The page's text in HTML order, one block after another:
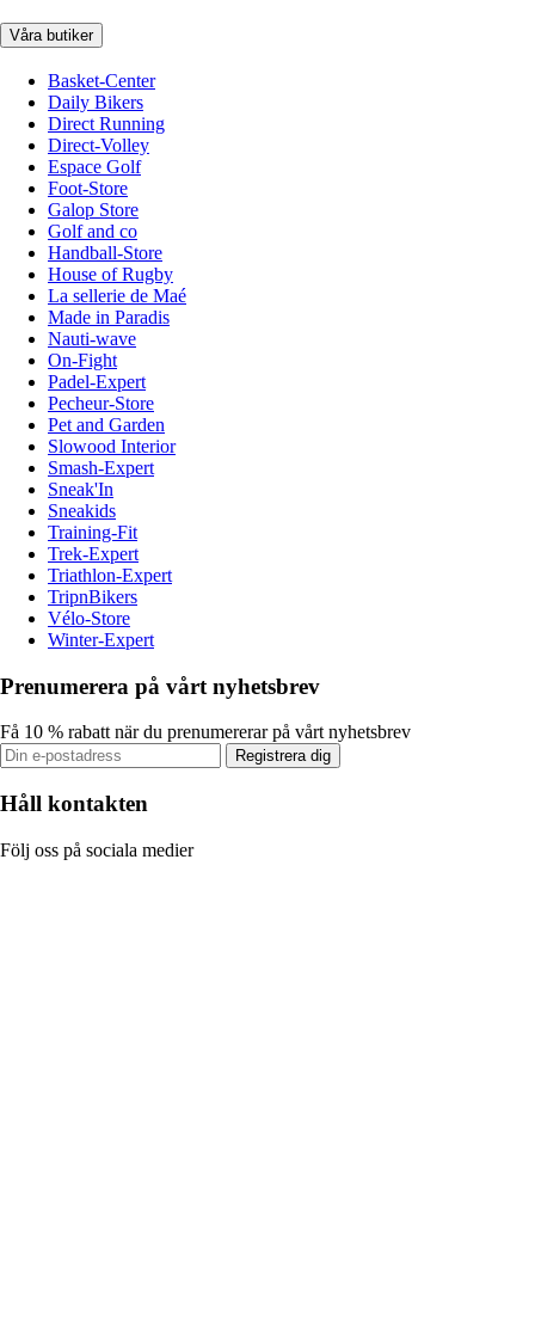
Våra butiker
Basket-Center
Daily Bikers
Direct Running
Direct-Volley
Espace Golf
Foot-Store
Galop Store
Golf and co
Handball-Store
House of Rugby
La sellerie de Maé
Made in Paradis
Nauti-wave
On-Fight
Padel-Expert
Pecheur-Store
Pet and Garden
Slowood Interior
Smash-Expert
Sneak'In
Sneakids
Training-Fit
Trek-Expert
Triathlon-Expert
TripnBikers
Vélo-Store
Winter-Expert
Prenumerera på vårt nyhetsbrev
Få 10 % rabatt när du prenumererar på vårt nyhetsbrev
Registrera dig
Håll kontakten
Följ oss på sociala medier